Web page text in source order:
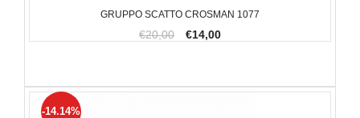
GRUPPO SCATTO CROSMAN 1077
€20,00 €14,00
-14.14%